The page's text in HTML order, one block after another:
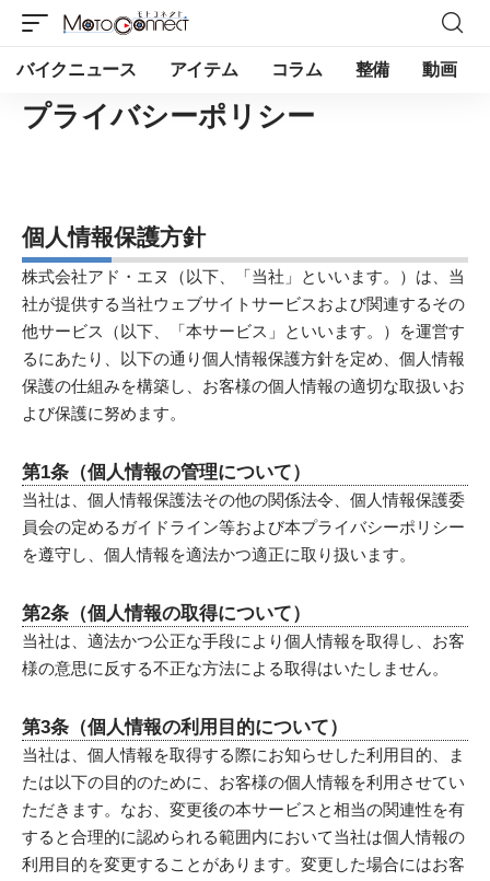
バイクニュース アイテム コラム 整備 動画
プライバシーポリシー
個人情報保護方針
株式会社アド・エヌ（以下、「当社」といいます。）は、当
社が提供する当社ウェブサイトサービスおよび関連するその
他サービス（以下、「本サービス」といいます。）を運営す
るにあたり、以下の通り個人情報保護方針を定め、個人情報
保護の仕組みを構築し、お客様の個人情報の適切な取扱いお
よび保護に努めます。
第1条（個人情報の管理について）
当社は、個人情報保護法その他の関係法令、個人情報保護委
員会の定めるガイドライン等および本プライバシーポリシー
を遵守し、個人情報を適法かつ適正に取り扱います。
第2条（個人情報の取得について）
当社は、適法かつ公正な手段により個人情報を取得し、お客
様の意思に反する不正な方法による取得はいたしません。
第3条（個人情報の利用目的について）
当社は、個人情報を取得する際にお知らせした利用目的、ま
たは以下の目的のために、お客様の個人情報を利用させてい
ただきます。なお、変更後の本サービスと相当の関連性を有
すると合理的に認められる範囲内において当社は個人情報の
利用目的を変更することがあります。変更した場合にはお客